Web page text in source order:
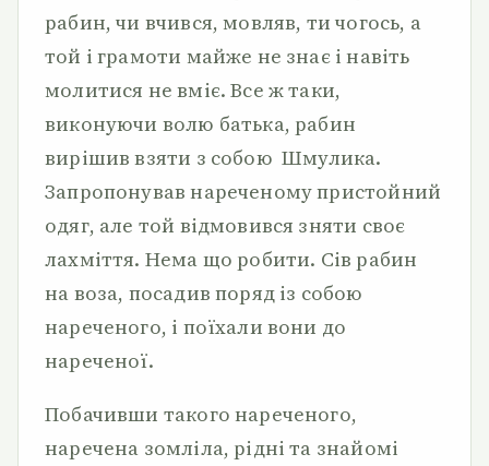
рабин, чи вчився, мовляв, ти чогось, а
той і грамоти майже не знає і навіть
молитися не вміє. Все ж таки,
виконуючи волю батька, рабин
вирішив взяти з собою Шмулика.
Запропонував нареченому пристойний
одяг, але той відмовився зняти своє
лахміття. Нема що робити. Сів рабин
на воза, посадив поряд із собою
нареченого, і поїхали вони до
нареченої.
Побачивши такого нареченого,
наречена зомліла, рідні та знайомі